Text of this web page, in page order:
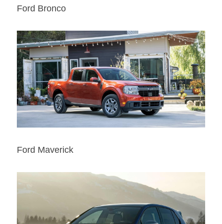
Ford Bronco
Ford Maverick